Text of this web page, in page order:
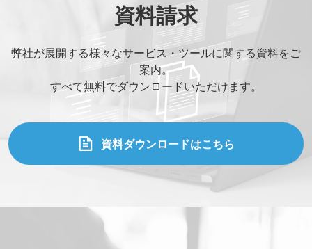
資料請求
弊社が展開する様々なサービス・ツールに関する資料をご
案内。
すべて無料でダウンロードいただけます。
資料ダウンロードはこちら